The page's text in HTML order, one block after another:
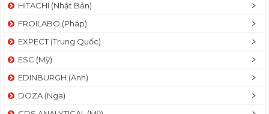
HITACHI (Nhật Bản)
FROILABO (Pháp)
EXPECT (Trung Quốc)
ESC (Mỹ)
EDINBURGH (Anh)
DOZA (Nga)